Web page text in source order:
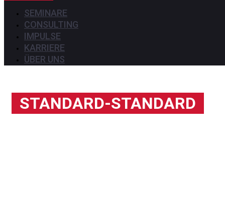
SEMINARE
CONSULTING
IMPULSE
KARRIERE
ÜBER UNS
STANDARD-STANDARD